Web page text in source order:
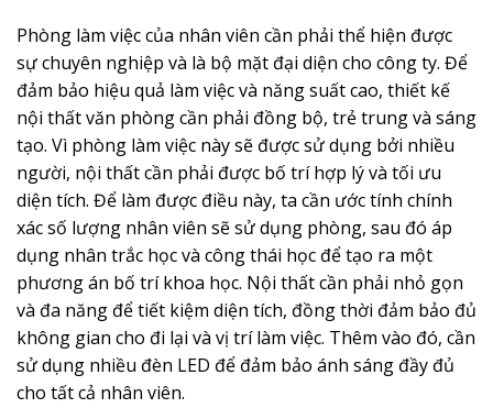
Phòng làm việc của nhân viên cần phải thể hiện được
sự chuyên nghiệp và là bộ mặt đại diện cho công ty. Để
đảm bảo hiệu quả làm việc và năng suất cao, thiết kế
nội thất văn phòng cần phải đồng bộ, trẻ trung và sáng
tạo. Vì phòng làm việc này sẽ được sử dụng bởi nhiều
người, nội thất cần phải được bố trí hợp lý và tối ưu
diện tích. Để làm được điều này, ta cần ước tính chính
xác số lượng nhân viên sẽ sử dụng phòng, sau đó áp
dụng nhân trắc học và công thái học để tạo ra một
phương án bố trí khoa học. Nội thất cần phải nhỏ gọn
và đa năng để tiết kiệm diện tích, đồng thời đảm bảo đủ
không gian cho đi lại và vị trí làm việc. Thêm vào đó, cần
sử dụng nhiều đèn LED để đảm bảo ánh sáng đầy đủ
cho tất cả nhân viên.